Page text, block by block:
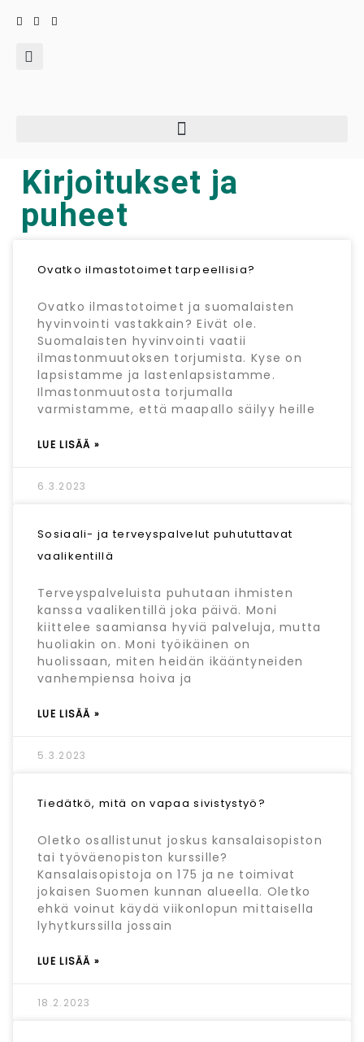
Kirjoitukset ja
puheet
Ovatko ilmastotoimet tarpeellisia?
Ovatko ilmastotoimet ja suomalaisten
hyvinvointi vastakkain? Eivät ole.
Suomalaisten hyvinvointi vaatii
ilmastonmuutoksen torjumista. Kyse on
lapsistamme ja lastenlapsistamme.
Ilmastonmuutosta torjumalla
varmistamme, että maapallo säilyy heille
LUE LISÄÄ »
6.3.2023
Sosiaali- ja terveyspalvelut puhututtavat
vaalikentillä
Terveyspalveluista puhutaan ihmisten
kanssa vaalikentillä joka päivä. Moni
kiittelee saamiansa hyviä palveluja, mutta
huoliakin on. Moni työikäinen on
huolissaan, miten heidän ikääntyneiden
vanhempiensa hoiva ja
LUE LISÄÄ »
5.3.2023
Tiedätkö, mitä on vapaa sivistystyö?
Oletko osallistunut joskus kansalaisopiston
tai työväenopiston kurssille?
Kansalaisopistoja on 175 ja ne toimivat
jokaisen Suomen kunnan alueella. Oletko
ehkä voinut käydä viikonlopun mittaisella
lyhytkurssilla jossain
LUE LISÄÄ »
18.2.2023